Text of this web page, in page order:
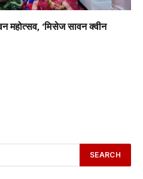
महोत्सव, ‘मिसेज सावन क्वीन